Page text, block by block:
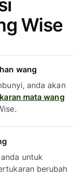
Wise
wang
anda akan
mata wang
untuk
berubah